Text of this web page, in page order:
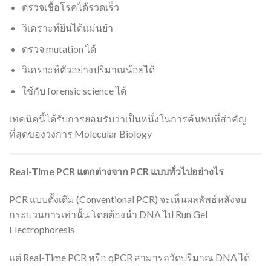
ตรวจเชื้อโรคได้รวดเร็ว
วิเคราะห์ยีนได้แม่นยำ
ตรวจ mutation ได้
วิเคราะห์ตัวอย่างปริมาณน้อยได้
ใช้กับ forensic science ได้
เทคนิคนี้ได้รับการยอมรับว่าเป็นหนึ่งในการค้นพบที่สำคัญ
ที่สุดของวงการ Molecular Biology
Real-Time PCR แตกต่างจาก PCR แบบทั่วไปอย่างไร
PCR แบบดั้งเดิม (Conventional PCR) จะเห็นผลลัพธ์หลังจบ
กระบวนการเท่านั้น โดยต้องนำ DNA ไป Run Gel
Electrophoresis
แต่ Real-Time PCR หรือ qPCR สามารถวัดปริมาณ DNA ได้